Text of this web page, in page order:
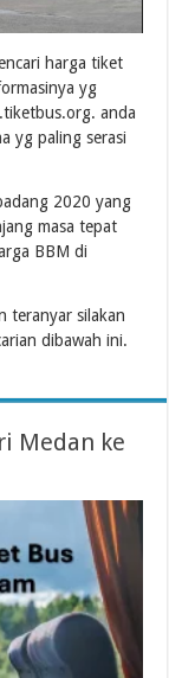
harga tiket
yg
anda
yg paling serasi
2020 yang
masa tepat
BBM di
teranyar silakan
dibawah ini.
Medan ke